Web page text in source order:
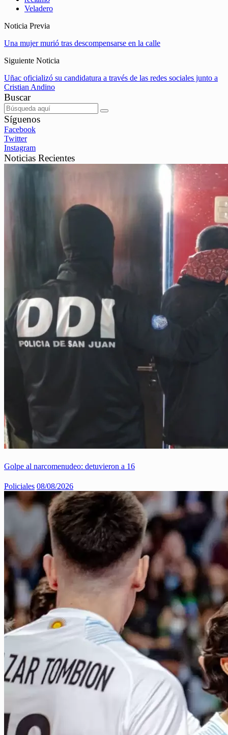
Veladero
Noticia Previa
Una mujer murió tras descompensarse en la calle
Siguiente Noticia
Uñac oficializó su candidatura a través de las redes sociales junto a
Cristian Andino
Buscar
Síguenos
Facebook
Twitter
Instagram
Noticias Recientes
Golpe al narcomenudeo: detuvieron a 16
Policiales 08/08/2026